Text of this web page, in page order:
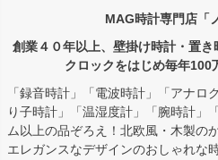
MAG時計専門店「
創業４０年以上、壁掛け時計・置き
クロックをはじめ毎年100
「録音時計」「電波時計」「アナロ
り子時計」「温湿度計」「腕時計」
ム以上の品ぞろえ！北欧風・木製の
エレガンスなデザインのおしゃれな